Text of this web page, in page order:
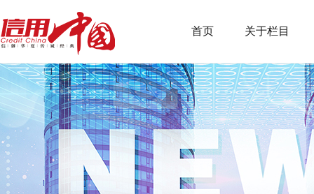
首页 关于栏目